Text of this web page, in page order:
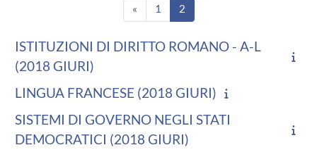
«Pagina precedente
1 Pagina 1
2Pagina 2
ISTITUZIONI DI DIRITTO ROMANO - A-L
(2018 GIURI)
LINGUA FRANCESE (2018 GIURI)
SISTEMI DI GOVERNO NEGLI STATI
DEMOCRATICI (2018 GIURI)